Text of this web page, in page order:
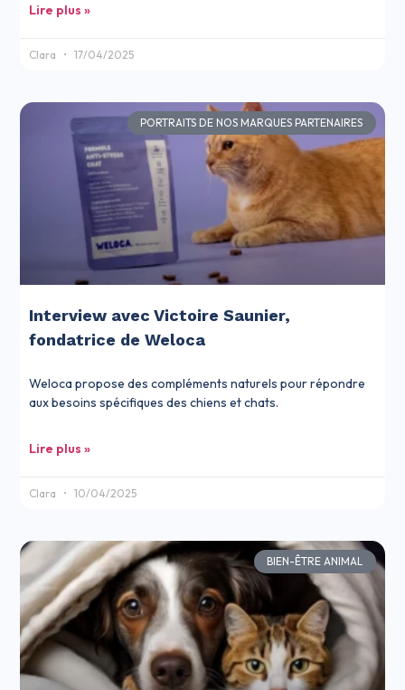
Lire plus »
Clara 17/04/2025
PORTRAITS DE NOS MARQUES PARTENAIRES
Interview avec Victoire Saunier,
fondatrice de Weloca
Weloca propose des compléments naturels pour répondre
aux besoins spécifiques des chiens et chats.
Lire plus »
Clara 10/04/2025
BIEN-ÊTRE ANIMAL